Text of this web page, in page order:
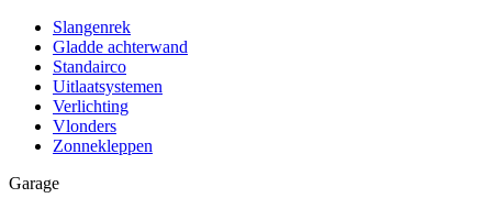
Slangenrek
Gladde achterwand
Standairco
Uitlaatsystemen
Verlichting
Vlonders
Zonnekleppen
Garage